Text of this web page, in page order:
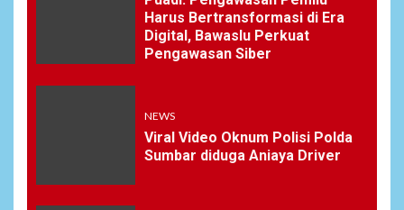
Harus Bertransformasi di Era
Digital, Bawaslu Perkuat
Pengawasan Siber
NEWS
Viral Video Oknum Polisi Polda
Sumbar diduga Aniaya Driver